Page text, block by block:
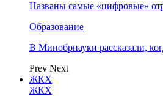
Названы самые «цифровые»
Образование
В Минобрнауки рассказали,
Prev Next
ЖКХ
ЖКХ